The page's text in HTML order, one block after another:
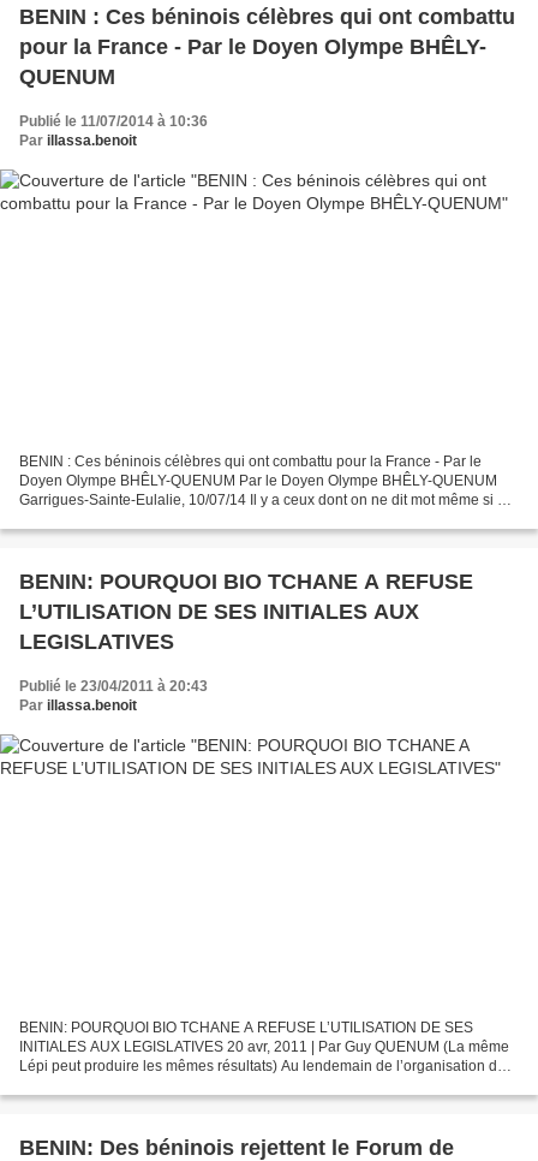
BENIN : Ces béninois célèbres qui ont combattu
pour la France - Par le Doyen Olympe BHÊLY-
QUENUM
Publié le 11/07/2014 à 10:36
Par illassa.benoit
BENIN : Ces béninois célèbres qui ont combattu pour la France - Par le
Doyen Olympe BHÊLY-QUENUM Par le Doyen Olympe BHÊLY-QUENUM
Garrigues-Sainte-Eulalie, 10/07/14 Il y a ceux dont on ne dit mot même si on
BENIN: POURQUOI BIO TCHANE A REFUSE
L’UTILISATION DE SES INITIALES AUX
LEGISLATIVES
Publié le 23/04/2011 à 20:43
Par illassa.benoit
BENIN: POURQUOI BIO TCHANE A REFUSE L’UTILISATION DE SES
INITIALES AUX LEGISLATIVES 20 avr, 2011 | Par Guy QUENUM (La même
Lépi peut produire les mêmes résultats) Au lendemain de l’organisation de
BENIN: Des béninois rejettent le Forum de